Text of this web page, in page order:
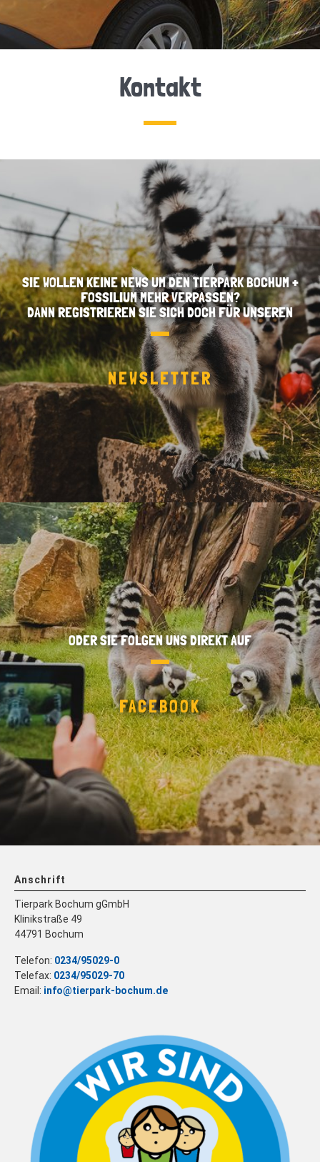
Kontakt
SIE WOLLEN KEINE NEWS UM DEN TIERPARK BOCHUM +
FOSSILIUM MEHR VERPASSEN?
DANN REGISTRIEREN SIE SICH DOCH FÜR UNSEREN
NEWSLETTER
ODER SIE FOLGEN UNS DIREKT AUF
FACEBOOK
Anschrift
Tierpark Bochum gGmbH
Klinikstraße 49
44791 Bochum
Telefon: 0234/95029-0
Telefax: 0234/95029-70
Email: info@tierpark-bochum.de